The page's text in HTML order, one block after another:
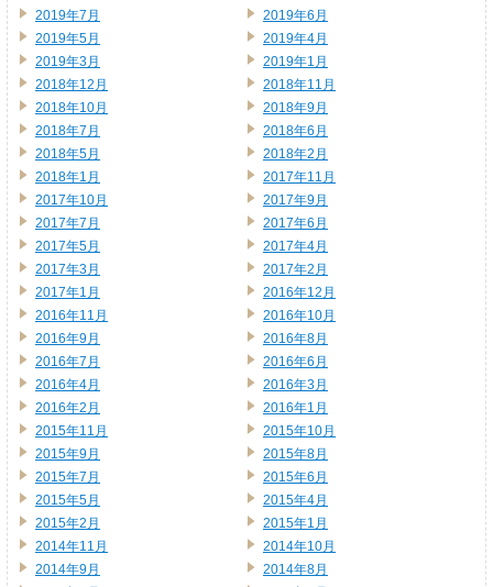
2019年7月
2019年6月
2019年5月
2019年4月
2019年3月
2019年1月
2018年12月
2018年11月
2018年10月
2018年9月
2018年7月
2018年6月
2018年5月
2018年2月
2018年1月
2017年11月
2017年10月
2017年9月
2017年7月
2017年6月
2017年5月
2017年4月
2017年3月
2017年2月
2017年1月
2016年12月
2016年11月
2016年10月
2016年9月
2016年8月
2016年7月
2016年6月
2016年4月
2016年3月
2016年2月
2016年1月
2015年11月
2015年10月
2015年9月
2015年8月
2015年7月
2015年6月
2015年5月
2015年4月
2015年2月
2015年1月
2014年11月
2014年10月
2014年9月
2014年8月